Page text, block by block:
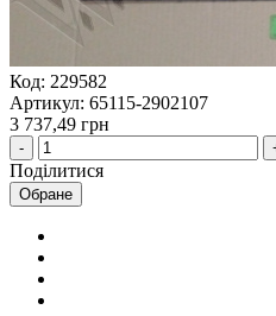
Код: 229582
Артикул: 65115-2902107
3 737,49 грн
Поділитися
Обране